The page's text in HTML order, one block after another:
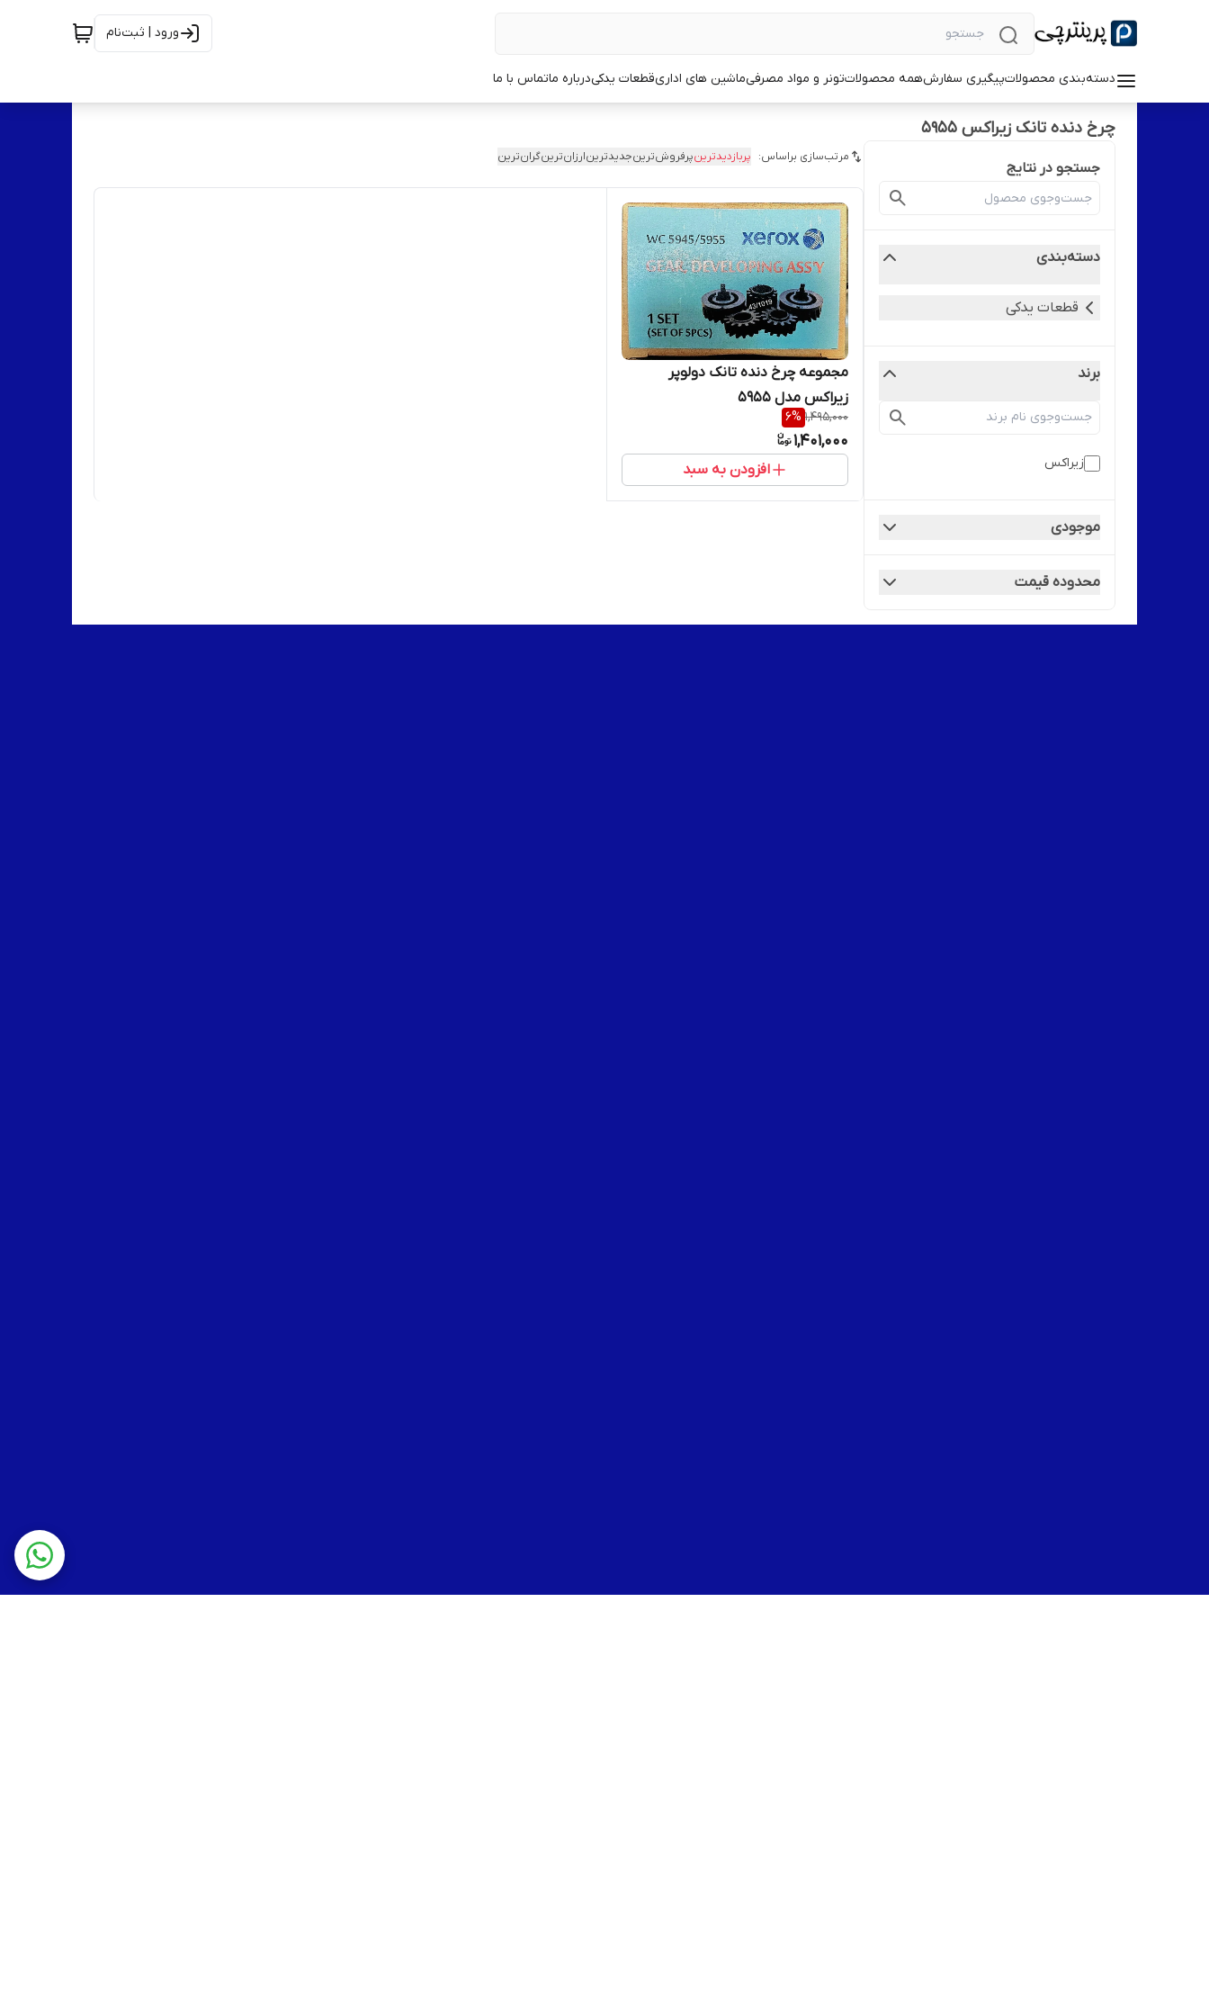
ورود | ثبت‌نام
دسته‌بندی محصولاتپیگیری سفارشهمه محصولاتتونر و مواد مصرفیماشین های اداریقطعات یدکیدرباره ماتماس با ما
چرخ دنده تانک زیراکس ۵۹۵۵
جستجو در نتایج
دسته‌بندی
قطعات یدکی
برند
زیراکس
موجودی
محدوده قیمت
مرتب‌سازی براساس: پربازدیدترینپرفروش‌ترینجدیدترینارزان‌ترینگران‌ترین
مجموعه چرخ دنده تانک دولوپر
زیراکس مدل ۵۹۵۵
1,495,000
6%
1,401,000
افزودن به سبد